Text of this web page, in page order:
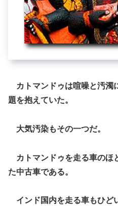
カトマンドゥは喧噪と汚濁
題を抱えていた。
大気汚染もその一つだ。
カトマンドゥを走る車のほ
た中古車である。
インド国内を走る車もひど